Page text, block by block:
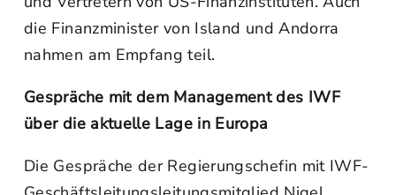
die Finanzminister von Island und Andorra
nahmen am Empfang teil.
Gespräche mit dem Management des IWF
über die aktuelle Lage in Europa
Die Gespräche der Regierungschefin mit IWF-